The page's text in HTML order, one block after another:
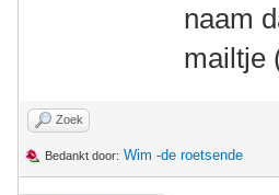
naam
mailtje
Zoek
Bedankt door: Wim -de roetsende